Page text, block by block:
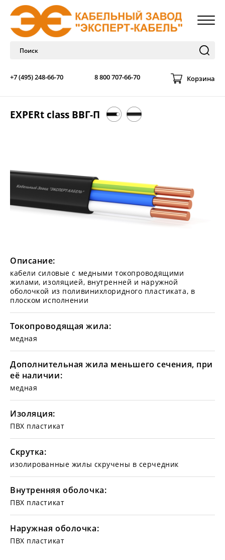
+7 (495) 248-66-70 8 800 707-66-70 Корзина
EXPERt class ВВГ-П
Описание:
кабели силовые с медными токопроводящими
жилами, изоляцией, внутренней и наружной
оболочкой из поливинихлоридного пластиката, в
плоском исполнении
Токопроводящая жила:
медная
Дополнительная жила меньшего сечения, при
её наличии:
медная
Изоляция:
ПВХ пластикат
Скрутка:
изолированные жилы скручены в серчедник
Внутренняя оболочка:
ПВХ пластикат
Наружная оболочка:
ПВХ пластикат